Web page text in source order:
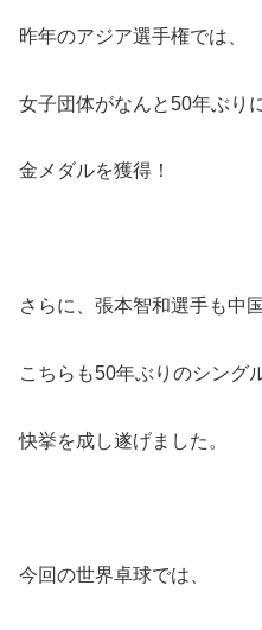
昨年のアジア選手権では、
女子団体がなんと50年ぶり
金メダルを獲得！
さらに、張本智和選手も中
こちらも50年ぶりのシング
快挙を成し遂げました。
今回の世界卓球では、